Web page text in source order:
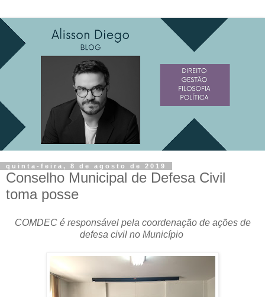
quinta-feira, 8 de agosto de 2019
Conselho Municipal de Defesa Civil
toma posse
COMDEC é responsável pela coordenação de ações de
defesa civil no Município